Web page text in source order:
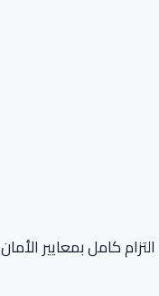
كامل بمعايير الأمان